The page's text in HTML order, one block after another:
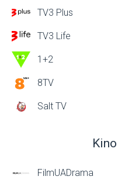
TV3 Plus
TV3 Life
1+2
8TV
Salt TV
FilmUADrama